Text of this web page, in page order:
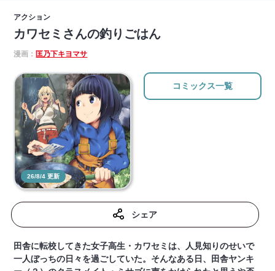
アクション
カワセミさんの釣りごはん
漫画： 匡乃下キヨマサ
26/8/4 更新
コミックス一覧
シェア
田舎に転校してきた女子高生・カワセミは、人見知りのせいで
一人ぼっちの日々を過ごしていた。そんなある日、田舎ヤンキ